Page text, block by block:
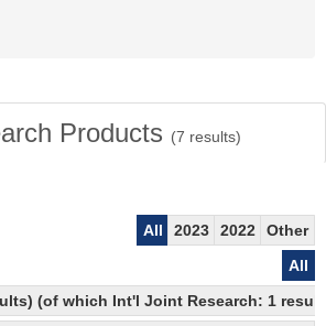
Products (7 results)
All 2023 2022
Other
All
(of which Int'l Joint Research: 1